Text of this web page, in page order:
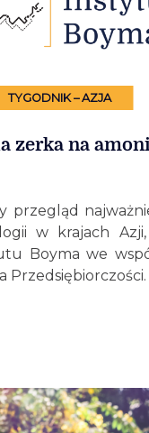
TYGODNIK – AZJA
zerka na
przegląd
w krajach
Boyma we
Przedsiębiorczości.